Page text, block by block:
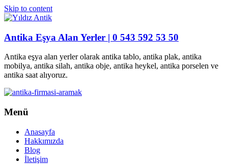
Skip to content
Antika Eşya Alan Yerler | 0 543 592 53 50
Antika eşya alan yerler olarak antika tablo, antika plak, antika
mobilya, antika silah, antika obje, antika heykel, antika porselen ve
antika saat alıyoruz.
Menü
Anasayfa
Hakkımızda
Blog
İletişim